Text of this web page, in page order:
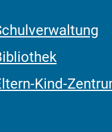
Kind-